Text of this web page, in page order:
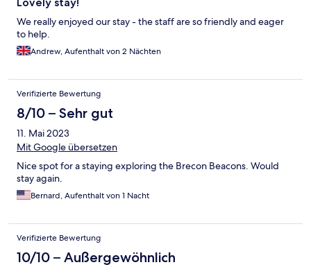
We really enjoyed our stay - the staff are so friendly and eager
to help.
Andrew, Aufenthalt von 2 Nächten
Verifizierte Bewertung
8/10 – Sehr gut
11. Mai 2023
Mit Google übersetzen
Nice spot for a staying exploring the Brecon Beacons. Would
stay again.
Bernard, Aufenthalt von 1 Nacht
Verifizierte Bewertung
10/10 – Außergewöhnlich